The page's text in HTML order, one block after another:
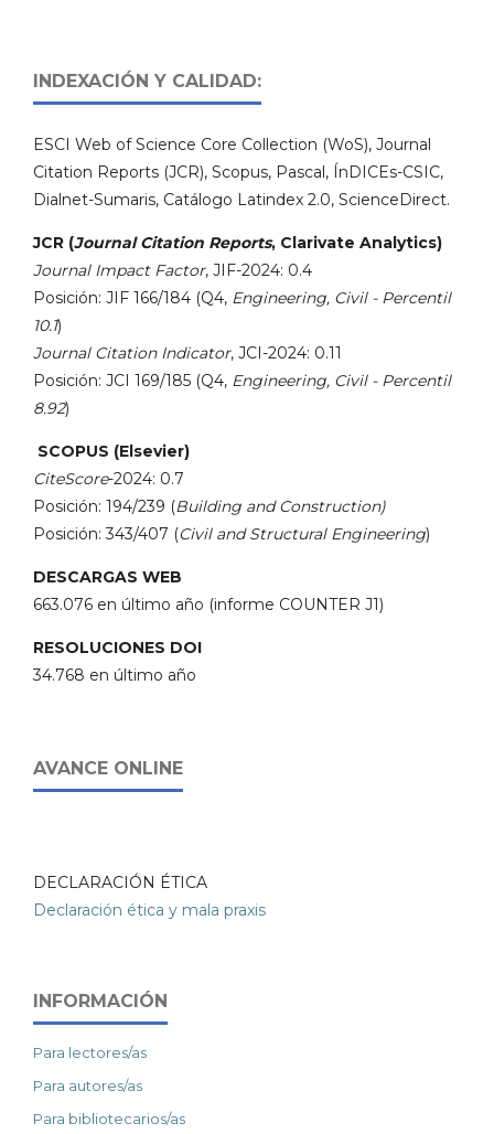
INDEXACIÓN Y CALIDAD:
ESCI Web of Science Core Collection (WoS), Journal
Citation Reports (JCR), Scopus, Pascal, ÍnDICEs-CSIC,
Dialnet-Sumaris, Catálogo Latindex 2.0, ScienceDirect.
JCR (Journal Citation Reports, Clarivate Analytics)
Journal Impact Factor, JIF-2024: 0.4
Posición: JIF 166/184 (Q4, Engineering, Civil - Percentil
10.1)
Journal Citation Indicator, JCI-2024: 0.11
Posición: JCI 169/185 (Q4, Engineering, Civil - Percentil
8.92)
SCOPUS (Elsevier)
CiteScore-2024: 0.7
Posición: 194/239 (Building and Construction)
Posición: 343/407 (Civil and Structural Engineering)
DESCARGAS WEB
663.076 en último año (informe COUNTER J1)
RESOLUCIONES DOI
34.768 en último año
AVANCE ONLINE
DECLARACIÓN ÉTICA
Declaración ética y mala praxis
INFORMACIÓN
Para lectores/as
Para autores/as
Para bibliotecarios/as